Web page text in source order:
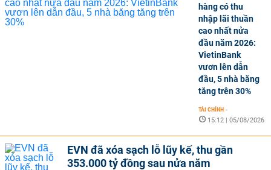
hàng có thu
nhập lãi thuần
cao nhất nửa
đầu năm 2026:
VietinBank
vươn lên dẫn
đầu, 5 nhà băng
tăng trên 30%
TÀI CHÍNH -
15:12 | 05/08/2026
EVN đã xóa sạch lỗ lũy kế, thu gần
353.000 tỷ đồng sau nửa năm